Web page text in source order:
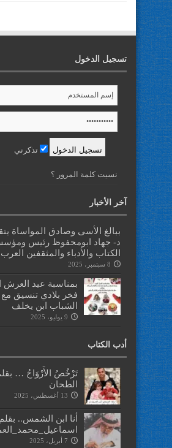
تسجيل الدخول
تذكرني
نسيت كلمة المرور ؟
آخر الأخبار
ببالغ الأسى وصادق المواساة
د- جهاد ابومحفوظ رئيس
الكتاب والأدباء والمثقفين العرب
8 سبتمبر، 2025
بمناسبة عيد العرش
فخر بلادي تنسيق مع
الشباب ابن يخلف
9 يوليو، 2025
أدب الكتاب
تَرْخُصُ الأَرْوَاحُ …
الطحان
13 أغسطس، 2025
أنا ابن الشمس.. بقلم
7 أبريل، 2025